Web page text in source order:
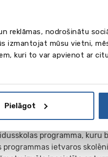
reklāmas, nodrošinātu
izmantojat mūsu vietni,
kuri to var apvienot ar
Pielāgot
gadi (30 stundas x 60
kas plāno turpināt
vai pilnveidot angļu
apjomu, kas ir pilnīga
programma, kuru
ietvaros